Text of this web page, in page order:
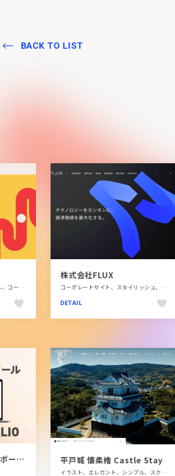
BACK TO LIST
かわいい、イエロー系、カラフル、コーポレートサイト、タイポグラフィー、テクノロジー・サイエンス、フラットデザイン、ブランド・サービスサイト、ポップ、医療・ヘルスケア、海外サイト
株式会社FLUX
コーポレートサイト、スタイリッシュ、タイポグラフィー、テクノロジー・サイエンス、フラットデザイン、ブルー系、ホワイト系、モーション多め、多言語対応、新卒・中途採用サイト
DETAIL
[PR]クリエイター向けポートフォリオツール｜BRIK PORTFOLIO 平戸城 懐柔櫓 Castle Stay
イラスト、エレガント、シンプル、スクロールエフェクト、ナチュラル、ベージュ・ゴールド系、ホワイト系、モーション多め、大きめ写真、手書き・ハンドメイド、施設・店舗サイト、旅行・ホテル・観光、日本テイスト